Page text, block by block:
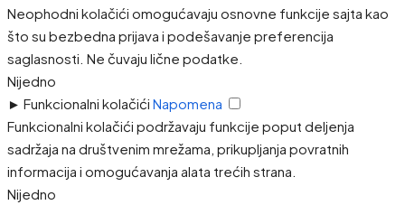
Neophodni kolačići omogućavaju osnovne funkcije sajta kao
što su bezbedna prijava i podešavanje preferencija
saglasnosti. Ne čuvaju lične podatke.
Nijedno
► Funkcionalni kolačići Napomena
Funkcionalni kolačići podržavaju funkcije poput deljenja
sadržaja na društvenim mrežama, prikupljanja povratnih
informacija i omogućavanja alata trećih strana.
Nijedno